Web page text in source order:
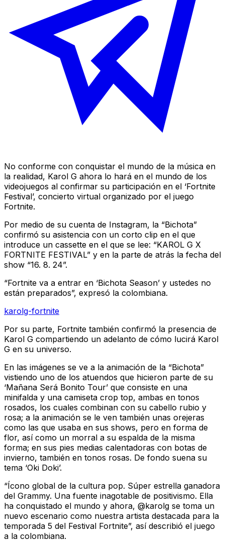
No conforme con conquistar el mundo de la música en
la realidad, Karol G ahora lo hará en el mundo de los
videojuegos al confirmar su participación en el ‘Fortnite
Festival’, concierto virtual organizado por el juego
Fortnite.
Por medio de su cuenta de Instagram, la “Bichota”
confirmó su asistencia con un corto clip en el que
introduce un cassette en el que se lee: “KAROL G X
FORTNITE FESTIVAL” y en la parte de atrás la fecha del
show “16. 8. 24”.
“Fortnite va a entrar en ‘Bichota Season’ y ustedes no
están preparados”, expresó la colombiana.
karolg-fortnite
Por su parte, Fortnite también confirmó la presencia de
Karol G compartiendo un adelanto de cómo lucirá Karol
G en su universo.
En las imágenes se ve a la animación de la “Bichota”
vistiendo uno de los atuendos que hicieron parte de su
‘Mañana Será Bonito Tour’ que consiste en una
minifalda y una camiseta crop top, ambas en tonos
rosados, los cuales combinan con su cabello rubio y
rosa; a la animación se le ven también unas orejeras
como las que usaba en sus shows, pero en forma de
flor, así como un morral a su espalda de la misma
forma; en sus pies medias calentadoras con botas de
invierno, también en tonos rosas. De fondo suena su
tema ‘Oki Doki’.
“Ícono global de la cultura pop. Súper estrella ganadora
del Grammy. Una fuente inagotable de positivismo. Ella
ha conquistado el mundo y ahora, @karolg se toma un
nuevo escenario como nuestra artista destacada para la
temporada 5 del Festival Fortnite”, así describió el juego
a la colombiana.